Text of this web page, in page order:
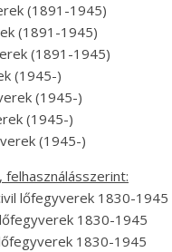
(1891-1945)
(1891-1945)
(1891-1945)
(1945-)
(1945-)
(1945-)
(1945-)
, felhasználásszerint:
lőfegyverek 1830-1945
1830-1945
1830-1945